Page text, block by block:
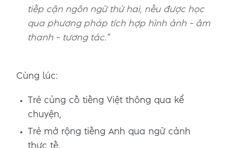
tiếp cận ngôn ngữ thứ hai, nếu được học
qua phương pháp tích hợp hình ảnh – âm
thanh – tương tác.”
Cùng lúc:
Trẻ củng cố tiếng Việt thông qua kể
chuyện,
Trẻ mở rộng tiếng Anh qua ngữ cảnh
thực tế.